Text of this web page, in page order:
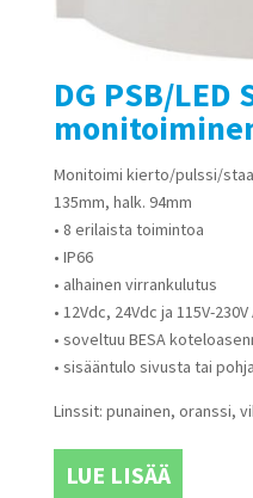
DG PSB/LED
Monitoimi kierto/pulssi/
135mm, halk. 94mm
• 8 erilaista toimintoa
• IP66
• alhainen virrankulutus
• 12Vdc, 24Vdc ja 115V-
• soveltuu BESA
• sisääntulo sivusta tai
Linssit: punainen, oranssi,
LUE LISÄÄ